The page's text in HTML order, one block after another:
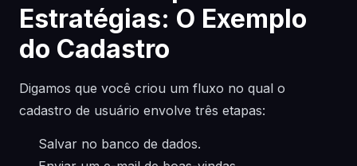
Estratégias: O Exemplo
do Cadastro
Digamos que você criou um fluxo no qual o
cadastro de usuário envolve três etapas:
Salvar no banco de dados.